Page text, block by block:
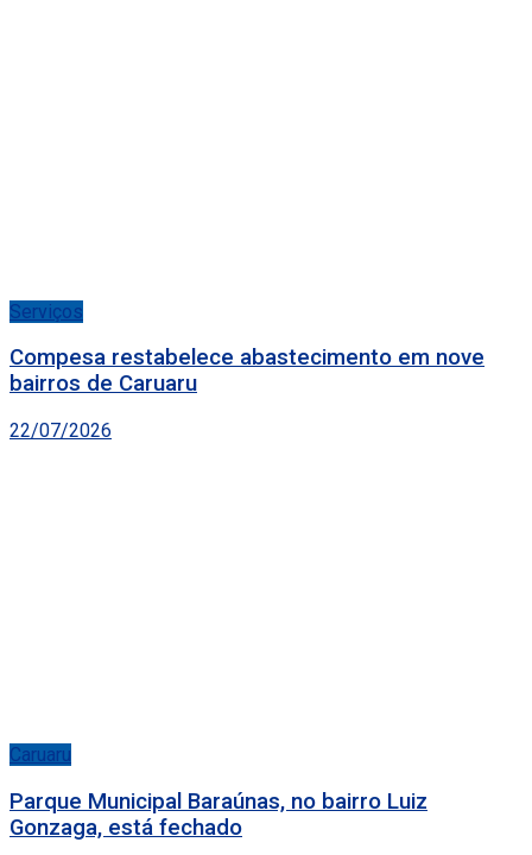
Serviços
Compesa restabelece abastecimento em nove
bairros de Caruaru
22/07/2026
Caruaru
Parque Municipal Baraúnas, no bairro Luiz
Gonzaga, está fechado